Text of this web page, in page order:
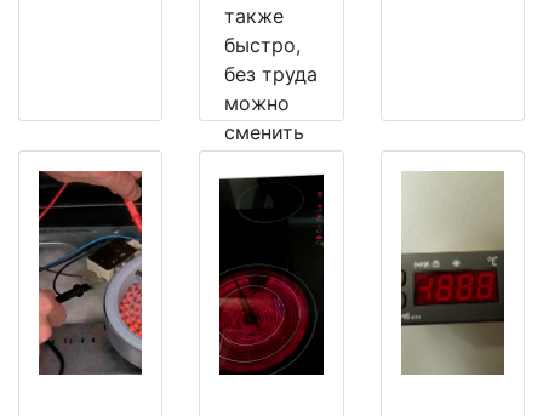
также
быстро,
без труда
можно
сменить
рабочий.